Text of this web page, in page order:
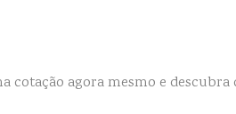
cotação agora mesmo e descubra